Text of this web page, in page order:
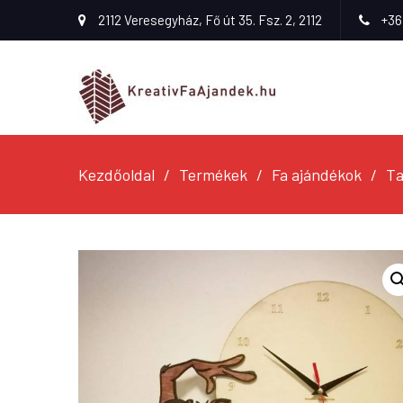
2112 Veresegyház, Fő út 35. Fsz. 2, 2112
Kezdőoldal Termékek Fa ajándékok